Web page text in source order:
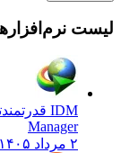
لیست
IDM قدرتمندترین نرم افزار دانلود
Manager
۲ مرداد ۱۴۰۵